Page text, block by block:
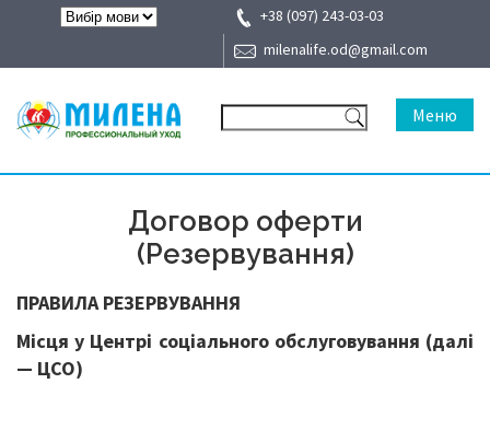
+38 (097) 243-03-03
milenalife.od@gmail.com
Меню
Договор оферти
(Резервування)
ПРАВИЛА РЕЗЕРВУВАННЯ
Місця у Центрі соціального обслуговування (далі
— ЦСО)